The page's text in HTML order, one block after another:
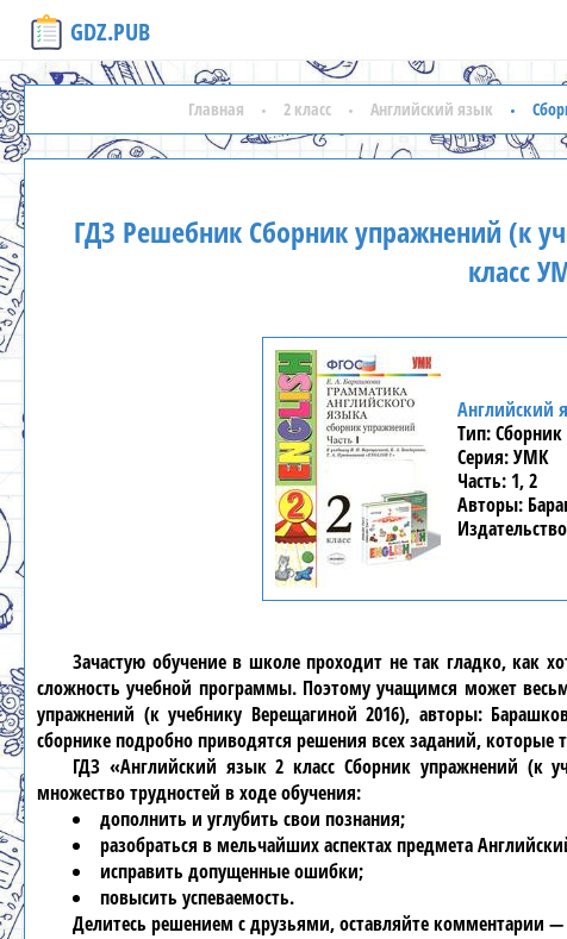
GDZ.PUB
Главная 2 класс Английский язык
ГДЗ Решебник Сборник упражнений (к
класс
Английский
УМК
1, 2
Зачастую обучение в школе проходит не так гладко, как
сложность учебной программы. Поэтому учащимся может
упражнений (к учебнику Верещагиной 2016), авторы:
сборнике подробно приводятся решения всех заданий,
ГДЗ «Английский язык 2 класс Сборник упражнений (к
множество трудностей в ходе обучения:
дополнить и углубить свои познания;
разобраться в мельчайших аспектах предмета
исправить допущенные ошибки;
повысить успеваемость.
Делитесь решением с друзьями, оставляйте комментарии